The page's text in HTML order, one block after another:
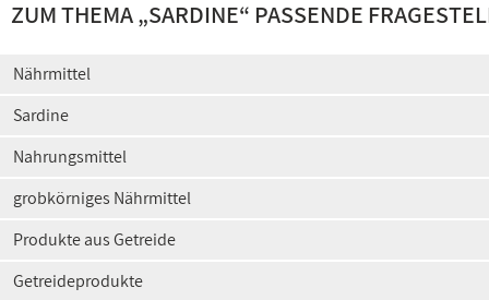
ZUM THEMA „SARDINE“ PASSENDE
Nährmittel
Sardine
Nahrungsmittel
grobkörniges Nährmittel
Produkte aus Getreide
Getreideprodukte